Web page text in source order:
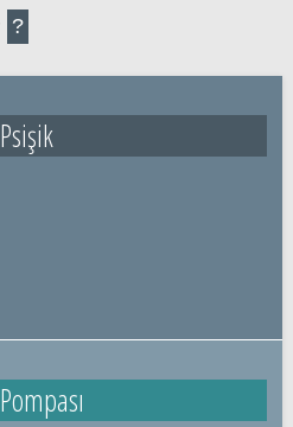
?
Psişik